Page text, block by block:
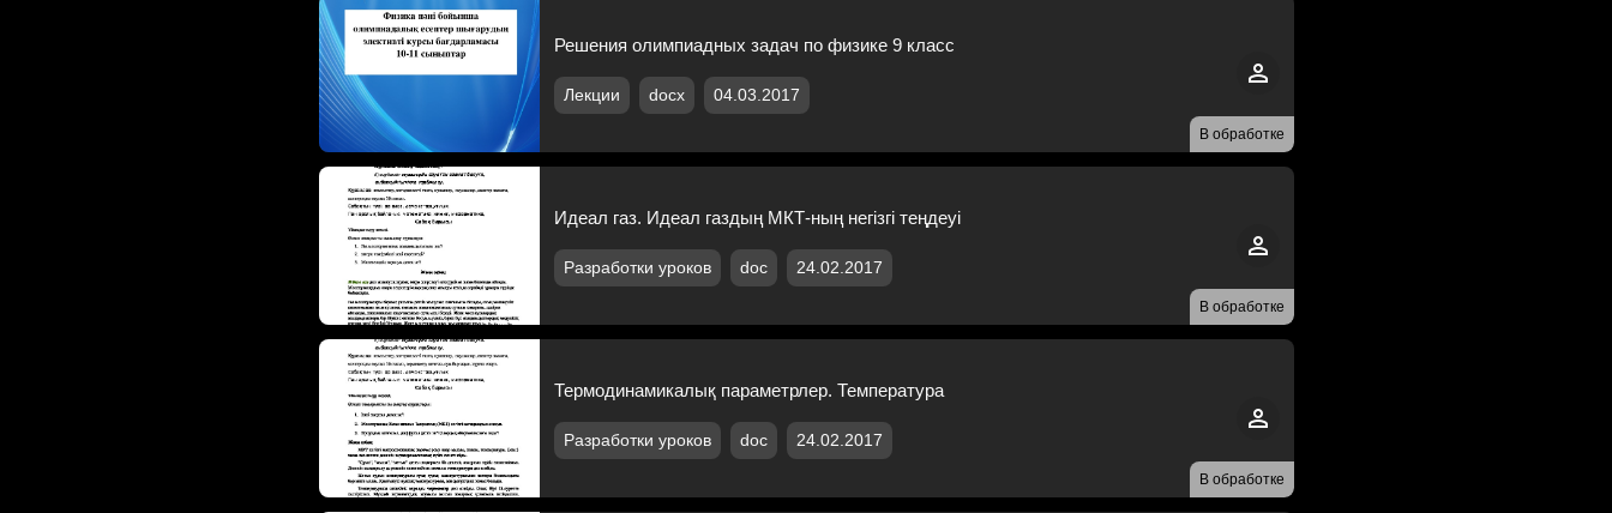
В обработке
Решения олимпиадных задач по физике 9 класс
Лекции docx 04.03.2017
В обработке
Идеал газ. Идеал газдың МКТ-ның негізгі теңдеуі
Разработки уроков doc 24.02.2017
В обработке
Термодинамикалық параметрлер. Температура
Разработки уроков doc 24.02.2017